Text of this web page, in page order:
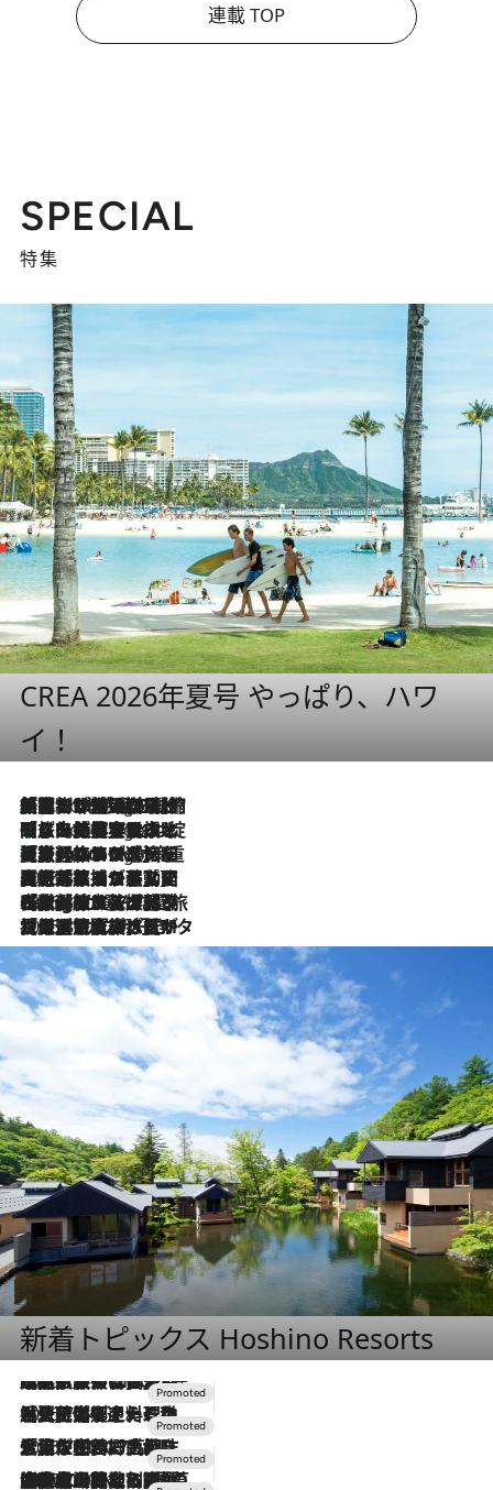
連載 TOP
SPECIAL
特集
CREA 2026年夏号 やっぱり、ハワ
イ！
7 Hours Ago
「荷物が増えるほど旅ストレスは増す」美容ジャーナリストがたどり着いた最終結論。“化粧品を劇的に減らす”感動の凝縮美容とは
7 Hours Ago
「旅先には金髪ウィッグを持参」日本と同じメイクでは損してる!? 美容ジャーナリストが提案する“掟破りの旅美容”とは
7 Hours Ago
【厳選旅コスメ】「身軽さ＆UV対策重視！」ヘアアーティストshucoが選んだ夏旅ベストコスメを発表【Mサイズジップ】
2026.8.5
【厳選旅コスメ】国内をあちこち移動する河井菜摘が選んだ夏旅ベストコスメ発表！「リラックスアイテムはマスト」【Mサイズジップ】
2026.8.4
【厳選旅コスメ】「紫外線＆乾燥対策しながらメイク感も！」ヘア＆メイクGeorgeが選んだ夏旅ベストコスメを発表！【Mサイズジップ】
2026.8.3
【厳選旅コスメ】「保湿もタイパ重視！」“サウナ好き”タレント清水みさとが愛用する夏旅ベストコスメを発表！【Mサイズジップ】
新着トピックス Hoshino Resorts
2026.7.31
【ホテル帰省】という選択肢をOMOが提案。家族とほどよい距離を保つには「昼は実家、夜は気兼ねなくホテルで！」
2026.7.24
【夏限定ディナーコース】旬を迎える稚鮎や花ズッキーニなどをイタリア・トスカーナの郷土料理の手法で満喫！
2026.7.17
「土佐和ハーブかき氷」がOMO7高知に登場！生姜、山椒、大葉など目にも舌にも涼を呼ぶ郷土の味
2026.7.10
NEW OPEN！【界 草津】名湯の地に誕生。趣の異なる2種の温泉と上州ならではの会席・蕎麦割烹など美食を味わう究極の癒やし旅